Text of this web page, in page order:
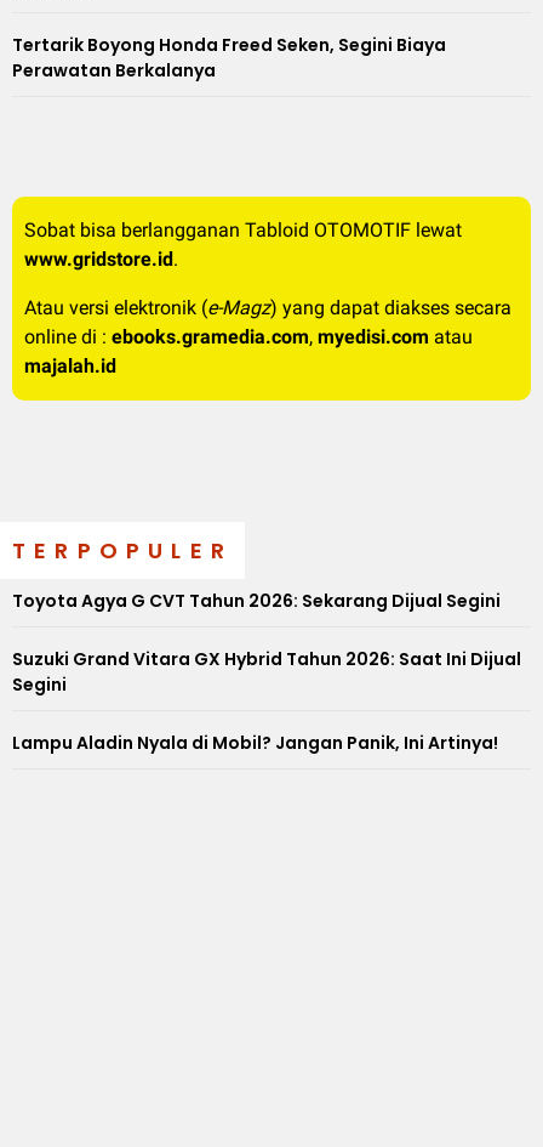
Tertarik Boyong Honda Freed Seken, Segini Biaya
Perawatan Berkalanya
Sobat bisa berlangganan Tabloid OTOMOTIF lewat
www.gridstore.id.
Atau versi elektronik (e-Magz) yang dapat diakses secara
online di : ebooks.gramedia.com, myedisi.com atau
majalah.id
TERPOPULER
Toyota Agya G CVT Tahun 2026: Sekarang Dijual Segini
Suzuki Grand Vitara GX Hybrid Tahun 2026: Saat Ini Dijual
Segini
Lampu Aladin Nyala di Mobil? Jangan Panik, Ini Artinya!